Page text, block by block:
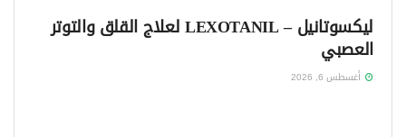
ليكسوتانيل – LEXOTANIL لعلاج القلق والتوتر
العصبي
أغسطس 6, 2026